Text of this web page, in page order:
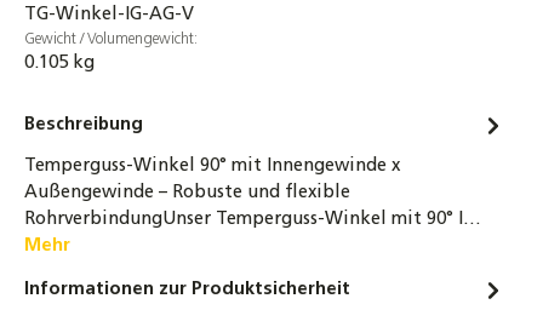
Fitting schwarz DN15 bis DN40
5,80 €
Rechtsgewinde Sechskant schwarz Fitting
0,65 €
Temperguss Stopfen 3/8" bis 1 1/2" DN10 bis
TG-Winkel-IG-AG-V
Gewicht / Volumengewicht:
0.105 kg
Beschreibung
Temperguss-Winkel 90° mit Innengewinde x
Außengewinde – Robuste und flexible
RohrverbindungUnser Temperguss-Winkel mit 90° I…
Mehr
Informationen zur Produktsicherheit